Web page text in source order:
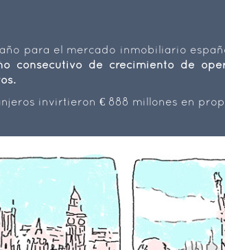
para el mercado inmobiliario
consecutivo de crecimiento de
invirtieron € 888 millones en